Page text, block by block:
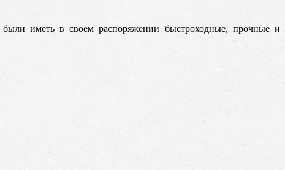
иметь в своем распоряжении быстроходные, прочные и